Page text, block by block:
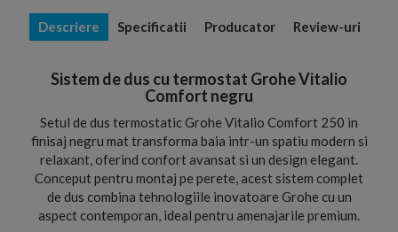
Descriere Specificatii Producator Review-uri
Sistem de dus cu termostat Grohe Vitalio
Comfort negru
Setul de dus termostatic Grohe Vitalio Comfort 250 in
finisaj negru mat transforma baia intr-un spatiu modern si
relaxant, oferind confort avansat si un design elegant.
Conceput pentru montaj pe perete, acest sistem complet
de dus combina tehnologiile inovatoare Grohe cu un
aspect contemporan, ideal pentru amenajarile premium.